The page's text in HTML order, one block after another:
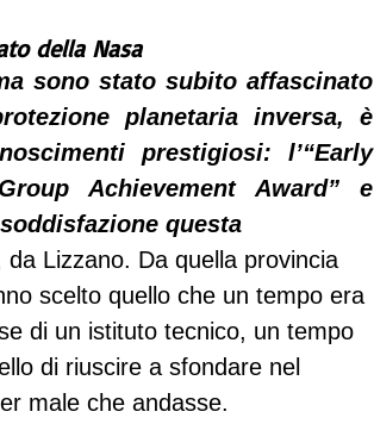
della Nasa
sono stato subito affascinato
planetaria inversa, è
prestigiosi: l’“Early
Achievement Award” e
questa
Lizzano. Da quella provincia
scelto quello che un tempo era
di un istituto tecnico, un tempo
di riuscire a sfondare nel
male che andasse.